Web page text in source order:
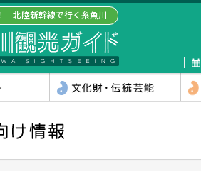
北陸新幹線で行く糸魚川